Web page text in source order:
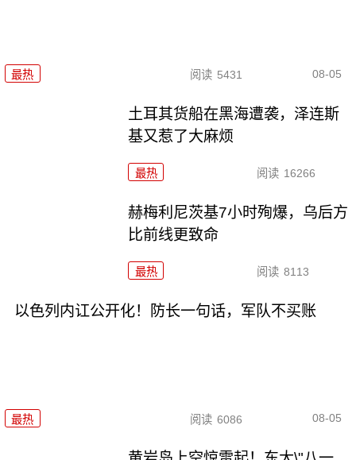
最热 阅读 5431 08-05
土耳其货船在黑海遭袭，泽连斯
基又惹了大麻烦
最热 阅读 16266
赫梅利尼茨基7小时殉爆，乌后方
比前线更致命
最热 阅读 8113
以色列内讧公开化！防长一句话，军队不买账
最热 阅读 6086 08-05